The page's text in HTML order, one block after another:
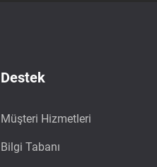
Destek
Müşteri Hizmetleri
Bilgi Tabanı